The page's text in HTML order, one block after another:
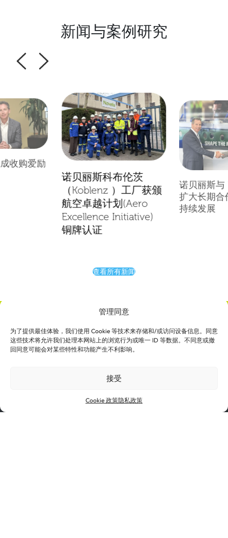
管理同意
为了提供最佳体验，我们使用 Cookie 等技术来存储和/或访问设备信息。同意
这些技术将允许我们处理本网站上的浏览行为或唯一 ID 等数据。不同意或撤
回同意可能会对某些特性和功能产生不利影响。
接受
Cookie 政策隐私政策
新闻与案例研究
收购爱励
诺贝丽斯科布伦茨
（Koblenz ）工厂获颁
航空卓越计划(Aero
Excellence Initiative)
铜牌认证
诺贝丽斯与
扩大长期合
持续发展
查看所有新闻
供应商